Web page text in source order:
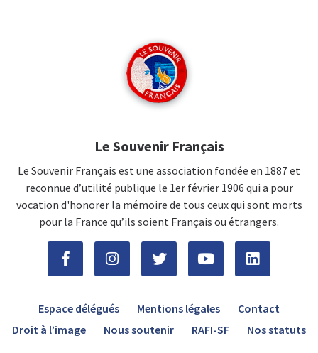
Le Souvenir Français
Le Souvenir Français est une association fondée en 1887 et
reconnue d’utilité publique le 1er février 1906 qui a pour
vocation d'honorer la mémoire de tous ceux qui sont morts
pour la France qu’ils soient Français ou étrangers.
Espace délégués Mentions légales
Contact
Droit à l’image
Nous soutenir RAFI-SF Nos statuts